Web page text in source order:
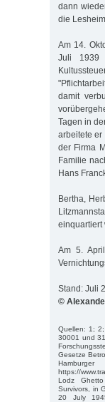
dann
die
Am 14.
Juli 1939
damit
Tagen in
arbeitete er
der Firma
Familie
Hans
Bertha,
einquartiert
Am 5.
Stand: Juli
©
Quellen: 1;
30001 und
Gesetze
https://
Lodz Ghetto
Survivors, in
20 July